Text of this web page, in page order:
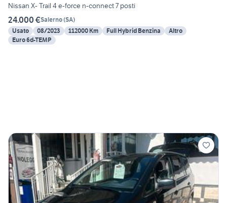
Nissan X- Trail 4 e-force n-connect 7 posti
24.000 €Salerno(SA)
Usato
08/2023 112000 Km Full Hybrid Benzina
Altro
Euro 6d-TEMP